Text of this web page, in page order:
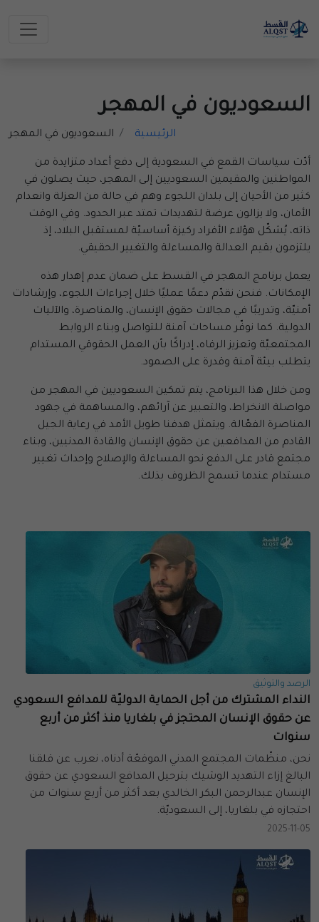
السعوديون في المهجر
الرئيسية السعوديون في المهجر
أدّت سياسات القمع في السعودية إلى دفع أعداد متزايدة من
المواطنين والمقيمين السعوديين إلى المهجر، حيث يصلون في
كثير من الأحيان إلى بلدان اللجوء وهم في حالة من العزلة وانعدام
الأمان، ولا يزالون عرضة لتهديدات تمتد عبر الحدود. وفي الوقت
ذاته، يُشكّل هؤلاء الأفراد ركيزة أساسيّة لمستقبل البلاد، إذ
يلتزمون بقيم العدالة والمساءلة والتغيير الحقيقي.
يعمل برنامج المهجر في القسط على ضمان عدم إهدار هذه
الإمكانات. فنحن نقدّم دعمًا عمليًا خلال إجراءات اللجوء، وإرشادات
أمنيّة، وتدريبًا في مجالات حقوق الإنسان، والمناصرة، والآليات
الدولية. كما نوفّر مساحات آمنة للتواصل وبناء الروابط
المجتمعيّة وتعزيز الرفاه، إدراكًا بأن العمل الحقوقي المستدام
يتطلب بيئة آمنة وقدرة على الصمود.
ومن خلال هذا البرنامج، يتم تمكين السعوديين في المهجر من
مواصلة الانخراط، والتعبير عن آرائهم، والمساهمة في جهود
المناصرة الفعّالة. ويتمثل هدفنا طويل الأمد في رعاية الجيل
القادم من المدافعين عن حقوق الإنسان والقادة المدنيين، وبناء
مجتمع قادر على الدفع نحو المساءلة والإصلاح وإحداث تغيير
مستدام عندما تسمح الظروف بذلك.
الرصد والتوثيق
النداء المشترك من أجل الحماية الدوليّة للمدافع السعودي
عن حقوق الإنسان المحتجز في بلغاريا منذ أكثر من أربع
سنوات
نحن، منظّمات المجتمع المدني الموقعّة أدناه، نعرب عن قلقنا
البالغ إزاء التهديد الوشيك بترحيل المدافع السعودي عن حقوق
الإنسان عبدالرحمن البكر الخالدي بعد أكثر من أربع سنوات من
احتجازه في بلغاريا، إلى السعوديّة.
2025-11-05